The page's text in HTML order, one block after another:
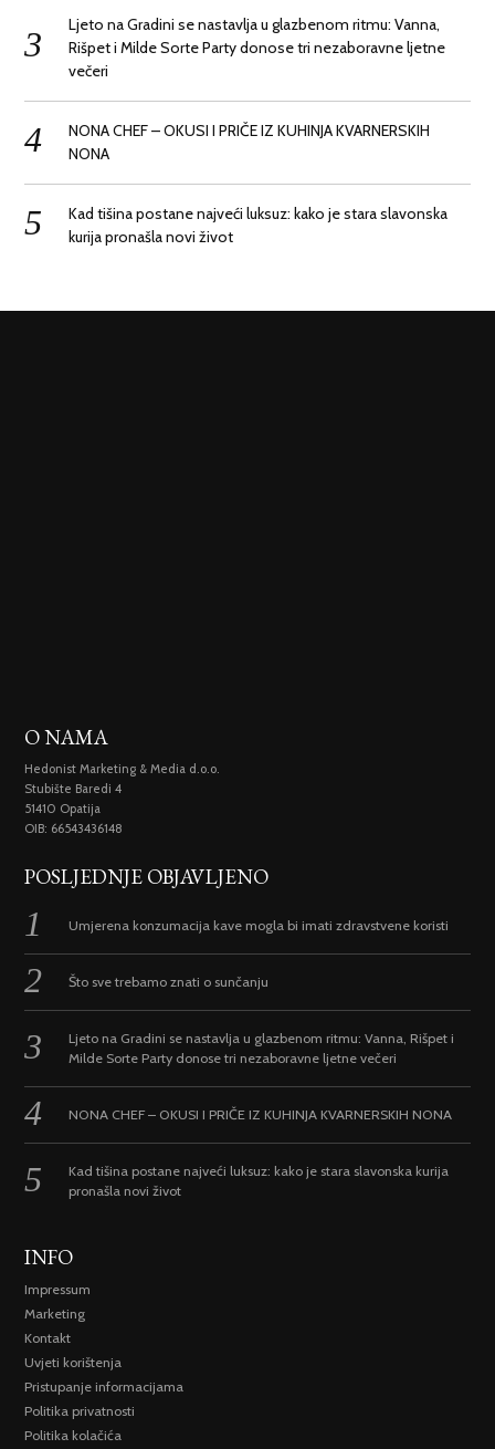
Ljeto na Gradini se nastavlja u glazbenom ritmu: Vanna,
Rišpet i Milde Sorte Party donose tri nezaboravne ljetne
večeri
NONA CHEF – OKUSI I PRIČE IZ KUHINJA KVARNERSKIH
NONA
Kad tišina postane najveći luksuz: kako je stara slavonska
kurija pronašla novi život
O NAMA
Hedonist Marketing & Media d.o.o.
Stubište Baredi 4
51410 Opatija
OIB: 66543436148
POSLJEDNJE OBJAVLJENO
Umjerena konzumacija kave mogla bi imati zdravstvene koristi
Što sve trebamo znati o sunčanju
Ljeto na Gradini se nastavlja u glazbenom ritmu: Vanna, Rišpet i
Milde Sorte Party donose tri nezaboravne ljetne večeri
NONA CHEF – OKUSI I PRIČE IZ KUHINJA KVARNERSKIH NONA
Kad tišina postane najveći luksuz: kako je stara slavonska kurija
pronašla novi život
INFO
Impressum
Marketing
Kontakt
Uvjeti korištenja
Pristupanje informacijama
Politika privatnosti
Politika kolačića